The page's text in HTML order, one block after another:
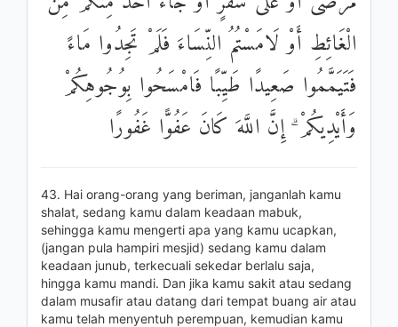
الْغَائِطِ أَوْ لَامَسْتُمُ النِّسَاءَ فَلَمْ تَجِدُوا مَاءً
فَتَيَمَّمُوا صَعِيدًا طَيِّبًا فَامْسَحُوا بِوُجُوهِكُمْ
وَأَيْدِيكُمْ ۗ إِنَّ اللَّهَ كَانَ عَفُوًّا غَفُورًا
43. Hai orang-orang yang beriman, janganlah kamu
shalat, sedang kamu dalam keadaan mabuk,
sehingga kamu mengerti apa yang kamu ucapkan,
(jangan pula hampiri mesjid) sedang kamu dalam
keadaan junub, terkecuali sekedar berlalu saja,
hingga kamu mandi. Dan jika kamu sakit atau sedang
dalam musafir atau datang dari tempat buang air atau
kamu telah menyentuh perempuan, kemudian kamu